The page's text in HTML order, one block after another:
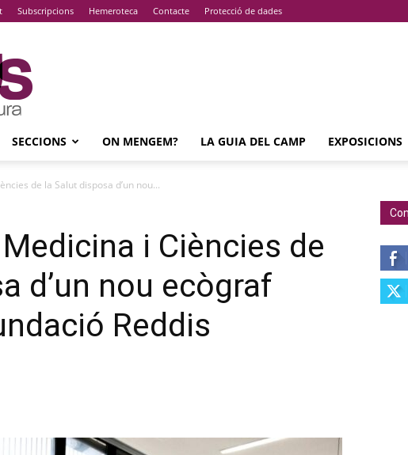
Subscripcions Hemeroteca Contacte Protecció de dades
SECCIONS ON MENGEM? LA GUIA DEL CAMP EXPOSICIONS
de la Salut disposa d’un nou...
i Ciències de
d’un nou ecògraf
Reddis